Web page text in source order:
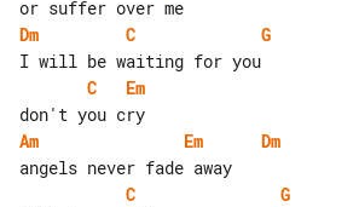
Dm
C
G
C
Em
Am
Em
Dm
C
G